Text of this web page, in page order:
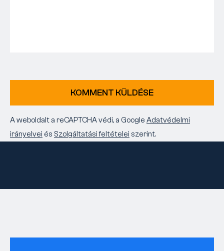
KOMMENT KÜLDÉSE
A weboldalt a reCAPTCHA védi, a Google Adatvédelmi
irányelvei és Szolgáltatási feltételei szerint.